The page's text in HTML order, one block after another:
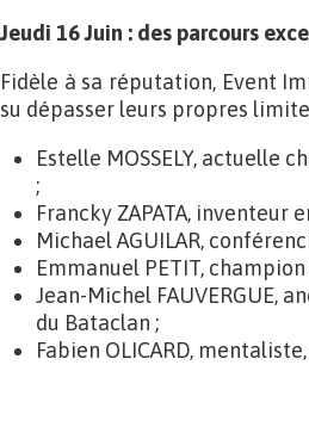
Jeudi 16 Juin : des parcours
Fidèle à sa réputation, Event
su dépasser leurs propres
Estelle MOSSELY, actuelle
;
Francky ZAPATA, inventeur
Michael AGUILAR,
Emmanuel PETIT,
Jean-Michel FAUVERGUE,
du Bataclan ;
Fabien OLICARD,